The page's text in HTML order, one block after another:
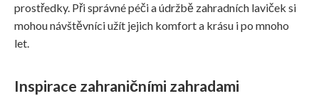
prostředky. Při správné péči a údržbě zahradních laviček si
mohou návštěvníci užít jejich komfort a krásu i po mnoho
let.
Inspirace zahraničními zahradami